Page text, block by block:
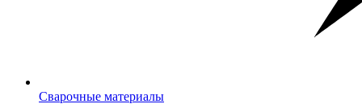
Сварочные материалы